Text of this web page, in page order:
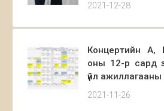
2021-12-28
Концертийн А,
оны 12-р сард
үйл ажиллагааны
2021-11-26